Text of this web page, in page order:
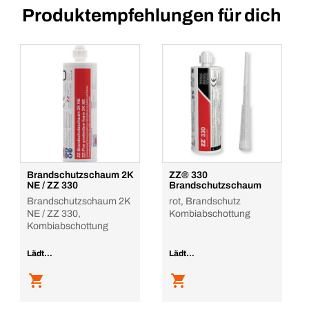
Produktempfehlungen für dich
Brandschutzschaum 2K
NE / ZZ 330
Brandschutzschaum 2K
NE / ZZ 330,
Kombiabschottung
Lädt...
ZZ® 330
Brandschutzschaum
rot, Brandschutz
Kombiabschottung
Lädt...